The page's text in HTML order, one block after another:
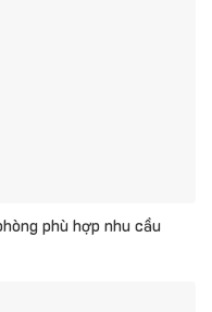
phù hợp nhu cầu